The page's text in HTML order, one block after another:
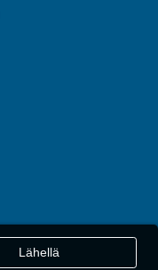
Lähellä